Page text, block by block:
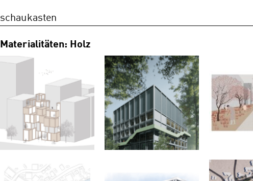
schaukasten
Materialitäten: Holz